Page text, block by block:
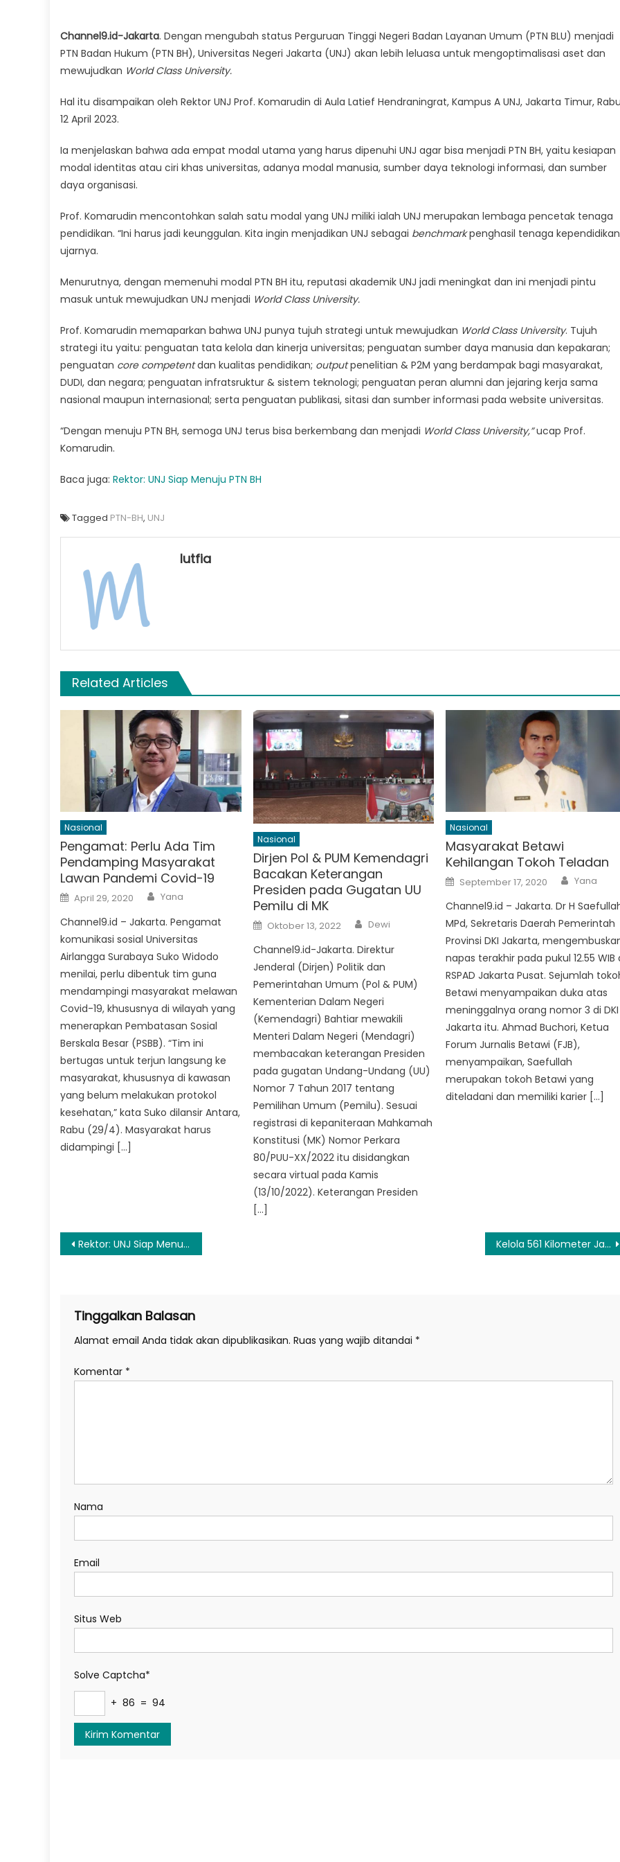
Channel9.id-Jakarta. Dengan mengubah status Perguruan Tinggi Negeri Badan Layanan Umum (PTN BLU) menjadi
PTN Badan Hukum (PTN BH), Universitas Negeri Jakarta (UNJ) akan lebih leluasa untuk mengoptimalisasi aset dan
mewujudkan World Class University.
Hal itu disampaikan oleh Rektor UNJ Prof. Komarudin di Aula Latief Hendraningrat, Kampus A UNJ, Jakarta Timur,
12 April 2023.
Ia menjelaskan bahwa ada empat modal utama yang harus dipenuhi UNJ agar bisa menjadi PTN BH, yaitu kesiapan
modal identitas atau ciri khas universitas, adanya modal manusia, sumber daya teknologi informasi, dan sumber
daya organisasi.
Prof. Komarudin mencontohkan salah satu modal yang UNJ miliki ialah UNJ merupakan lembaga pencetak tenaga
pendidikan. “Ini harus jadi keunggulan. Kita ingin menjadikan UNJ sebagai benchmarkpenghasil tenaga
ujarnya.
Menurutnya, dengan memenuhi modal PTN BH itu, reputasi akademik UNJ jadi meningkat dan ini menjadi pintu
masuk untuk mewujudkan UNJ menjadi WorldClass University.
Prof. Komarudin memaparkan bahwa UNJ punya tujuh strategi untuk mewujudkan WorldClass University. Tujuh
strategi itu yaitu: penguatan tata kelola dan kinerja universitas; penguatan sumber daya manusia dan kepakaran;
penguatan core competentdan kualitas pendidikan; outputpenelitian & P2M yang berdampak bagi masyarakat,
DUDI, dan negara; penguatan infratsruktur & sistem teknologi; penguatan peran alumni dan jejaring kerja sama
nasional maupun internasional; serta penguatan publikasi, sitasi dan sumber informasi pada website universitas.
“Dengan menuju PTN BH, semoga UNJ terus bisa berkembang dan menjadi WorldClass University,”ucap Prof.
Komarudin.
Baca juga: Rektor: UNJ Siap Menuju PTN BH
Tagged PTN-BH, UNJ
lutfia
Related Articles
Nasional
Pengamat: Perlu Ada Tim
Pendamping Masyarakat
Lawan Pandemi Covid-19
Posted
on
April 29, 2020 Author
Yana
Channel9.id – Jakarta. Pengamat
komunikasi sosial Universitas
Airlangga Surabaya Suko Widodo
menilai, perlu dibentuk tim guna
mendampingi masyarakat melawan
Covid-19, khususnya di wilayah yang
menerapkan Pembatasan Sosial
Berskala Besar (PSBB). “Tim ini
bertugas untuk terjun langsung ke
masyarakat, khususnya di kawasan
yang belum melakukan protokol
kesehatan,” kata Suko dilansir Antara,
Rabu (29/4). Masyarakat harus
didampingi […]
Nasional
Dirjen Pol & PUM Kemendagri
Bacakan Keterangan
Presiden pada Gugatan UU
Pemilu di MK
Posted
on
Oktober 13, 2022 Author
Dewi
Channel9.id-Jakarta. Direktur
Jenderal (Dirjen) Politik dan
Pemerintahan Umum (Pol & PUM)
Kementerian Dalam Negeri
(Kemendagri) Bahtiar mewakili
Menteri Dalam Negeri (Mendagri)
membacakan keterangan Presiden
pada gugatan Undang-Undang (UU)
Nomor 7 Tahun 2017 tentang
Pemilihan Umum (Pemilu). Sesuai
registrasi di kepaniteraan Mahkamah
Konstitusi (MK) Nomor Perkara
80/PUU-XX/2022 itu disidangkan
secara virtual pada Kamis
(13/10/2022). Keterangan Presiden
[…]
Nasional
Masyarakat Betawi
Kehilangan Tokoh Teladan
Posted
on
September 17, 2020 Author
Yana
Channel9.id – Jakarta. Dr H
MPd, Sekretaris Daerah Pemerintah
Provinsi DKI Jakarta,
napas terakhir pada pukul 12.55 WIB
RSPAD Jakarta Pusat. Sejumlah
Betawi menyampaikan duka atas
meninggalnya orang nomor 3 di DKI
Jakarta itu. Ahmad Buchori, Ketua
Forum Jurnalis Betawi (FJB),
menyampaikan, Saefullah
merupakan tokoh Betawi yang
diteladani dan memiliki karier […]
Navigasi
Rektor: UNJ Siap Menuju PTN BH Kelola 561 Kilometer Jalan Tol, Anggota DPR Apresiasi PT Waskita Toll Road
Tinggalkan Balasan
Alamat email Anda tidak akan dipublikasikan. Ruas yang wajib ditandai *
Komentar *
Nama
Email
Situs Web
Solve Captcha*
+ 86 = 94